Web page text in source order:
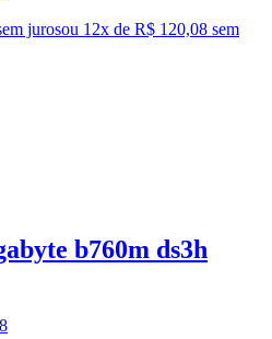
jurosou 12x de R$ 120,08 sem
b760m ds3h